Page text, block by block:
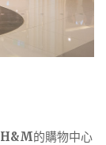
H&M的購物中心